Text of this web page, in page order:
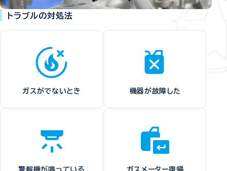
トラブルの対処法
ガスがでないとき 機器が故障した